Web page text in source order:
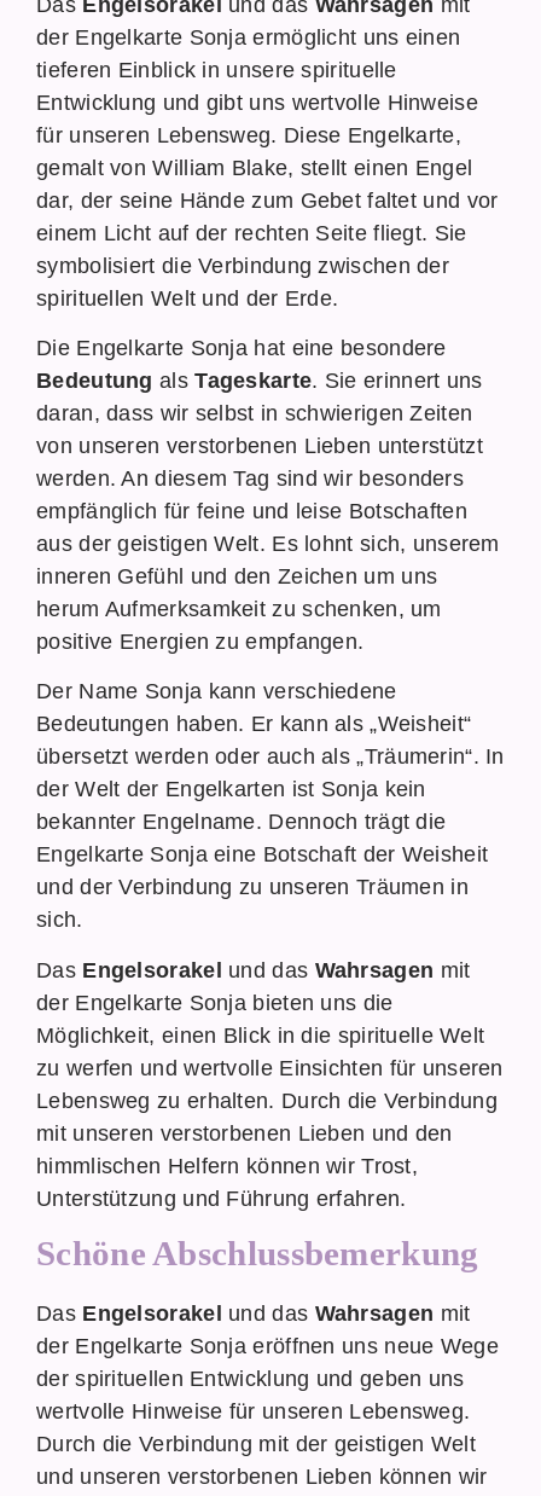
der Engelkarte Sonja ermöglicht uns einen
tieferen Einblick in unsere spirituelle
Entwicklung und gibt uns wertvolle Hinweise
für unseren Lebensweg. Diese Engelkarte,
gemalt von William Blake, stellt einen Engel
dar, der seine Hände zum Gebet faltet und vor
einem Licht auf der rechten Seite fliegt. Sie
symbolisiert die Verbindung zwischen der
spirituellen Welt und der Erde.
Die Engelkarte Sonja hat eine besondere
Bedeutung alsTageskarte. Sie erinnert uns
daran, dass wir selbst in schwierigen Zeiten
von unseren verstorbenen Lieben unterstützt
werden. An diesem Tag sind wir besonders
empfänglich für feine und leise Botschaften
aus der geistigen Welt. Es lohnt sich, unserem
inneren Gefühl und den Zeichen um uns
herum Aufmerksamkeit zu schenken, um
positive Energien zu empfangen.
Der Name Sonja kann verschiedene
Bedeutungen haben. Er kann als „Weisheit“
übersetzt werden oder auch als „Träumerin“. In
der Welt der Engelkarten ist Sonja kein
bekannter Engelname. Dennoch trägt die
Engelkarte Sonja eine Botschaft der Weisheit
und der Verbindung zu unseren Träumen in
sich.
Das Engelsorakel und das Wahrsagen mit
der Engelkarte Sonja bieten uns die
Möglichkeit, einen Blick in die spirituelle Welt
zu werfen und wertvolle Einsichten für unseren
Lebensweg zu erhalten. Durch die Verbindung
mit unseren verstorbenen Lieben und den
himmlischen Helfern können wir Trost,
Unterstützung und Führung erfahren.
Schöne Abschlussbemerkung
Das Engelsorakel und das Wahrsagen mit
der Engelkarte Sonja eröffnen uns neue Wege
der spirituellen Entwicklung und geben uns
wertvolle Hinweise für unseren Lebensweg.
Durch die Verbindung mit der geistigen Welt
und unseren verstorbenen Lieben können wir